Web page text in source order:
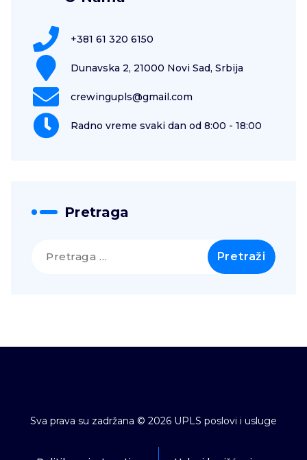
+381 61 320 6150
Dunavska 2, 21000 Novi Sad, Srbija
crewingupls@gmail.com
Radno vreme svaki dan od 8:00 - 18:00
Pretraga
Sva prava su zadržana © 2026 UPLS poslovi i usluge